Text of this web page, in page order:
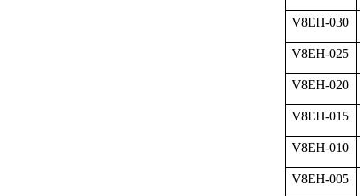
V8EH-030
V8EH-025
V8EH-020
V8EH-015
V8EH-010
V8EH-005